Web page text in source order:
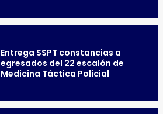
Entrega SSPT constancias a
egresados del 22 escalón de
Medicina Táctica Policial